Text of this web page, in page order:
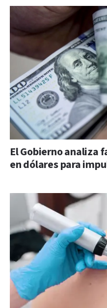
El Gobierno analiza
en dólares para